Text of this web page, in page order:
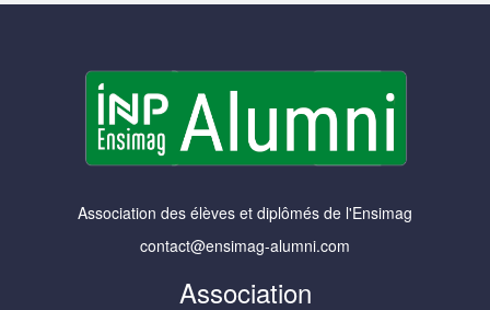
Association des élèves et diplômés de l'Ensimag
contact@ensimag-alumni.com
Association